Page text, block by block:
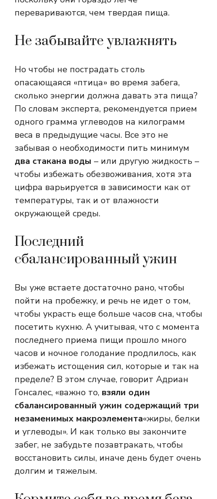
перевариваются, чем твердая пища.
Не забывайте увлажнять
Но чтобы не пострадать столь
опасающаяся «птица» во время забега,
сколько энергии должна давать эта пища?
По словам эксперта, рекомендуется прием
одного грамма углеводов на килограмм
веса в предыдущие часы. Все это не
забывая о необходимости пить минимум
два стакана воды – или другую жидкость –
чтобы избежать обезвоживания, хотя эта
цифра варьируется в зависимости как от
температуры, так и от влажности
окружающей среды.
Последний
сбалансированный ужин
Вы уже встаете достаточно рано, чтобы
пойти на пробежку, и речь не идет о том,
чтобы украсть еще больше часов сна, чтобы
посетить кухню. А учитывая, что с момента
последнего приема пищи прошло много
часов и ночное голодание продлилось, как
избежать истощения сил, которые и так на
пределе? В этом случае, говорит Адриан
Гонсалес, «важно то, взяли один
сбалансированный ужин содержащий три
незаменимых макроэлемента«жиры, белки
и углеводы». И как только вы закончите
забег, не забудьте позавтракать, чтобы
восстановить силы, иначе день будет очень
долгим и тяжелым.